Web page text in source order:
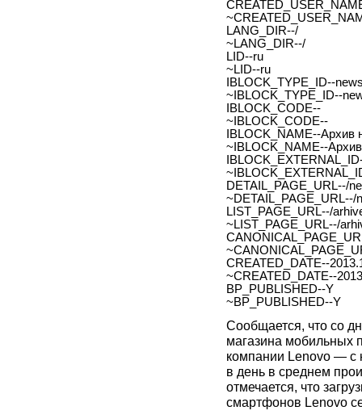
LANG_DIR--/
~LANG_DIR--/
LID--ru
~LID--ru
IBLOCK_TYPE_ID--
~IBLOCK_TYPE_ID--
IBLOCK_CODE--
~IBLOCK_CODE--
IBLOCK_NAME--Архив
~IBLOCK_NAME--
DETAIL_PAGE_URL--/
~DETAIL_PAGE_URL--/
LIST_PAGE_URL--/
~LIST_PAGE_URL--/
CREATED_DATE--
~CREATED_DATE--
BP_PUBLISHED--Y
~BP_PUBLISHED--Y
Сообщается, что со
магазина мобильных
компании Lenovo — с
в день в среднем
отмечается, что
смартфонов Lenovo